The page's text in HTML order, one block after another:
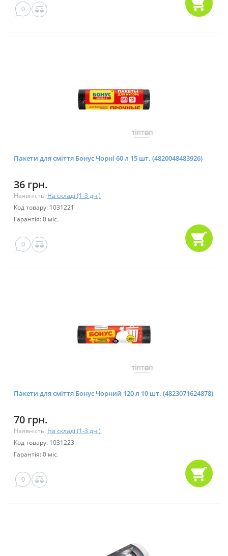
0
Пакети для сміття Бонус Чорні 60 л 15 шт. (4820048483926)
36 грн.
Наявність: На складі (1-3 дні)
Код товару: 1031221
Гарантія: 0 міс.
0
Пакети для сміття Бонус Чорний 120 л 10 шт. (4823071624878)
70 грн.
Наявність: На складі (1-3 дні)
Код товару: 1031223
Гарантія: 0 міс.
0